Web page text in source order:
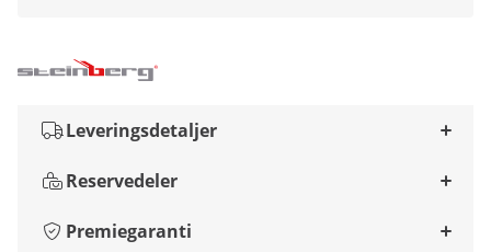
Leveringsdetaljer
Reservedeler
Premiegaranti